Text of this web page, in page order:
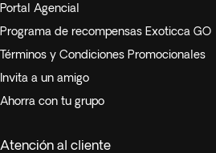
Portal Agencial
Programa de recompensas Exoticca GO
Términos y Condiciones Promocionales
Invita a un amigo
Ahorra con tu grupo
Atención al cliente